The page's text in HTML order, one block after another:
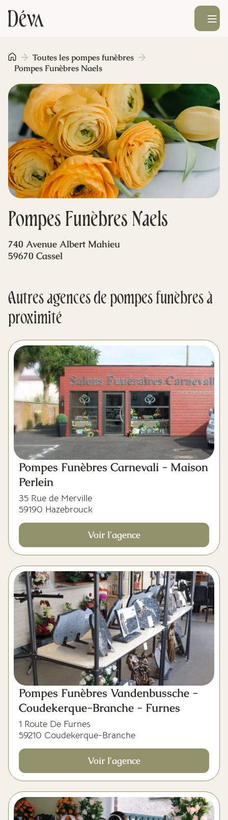
Obsèques
Prévoyance
Monument funéraire
Livraison de fleurs
Blog
Ouvrir le
Pompes Funèbres Naels
Toutes les pompes funèbres
Pompes Funèbres Naels
740 Avenue Albert Mahieu
59670 Cassel
Autres agences de pompes funèbres à
proximité
Pompes Funèbres Carnevali - Maison
Perlein
35 Rue de Merville
59190 Hazebrouck
Voir l'agence
Pompes Funèbres Vandenbussche -
Coudekerque-Branche - Furnes
1 Route De Furnes
59210 Coudekerque-Branche
Voir l'agence